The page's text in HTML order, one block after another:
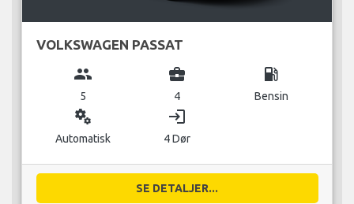
VOLKSWAGEN PASSAT
group
5
business_center
4
local_gas_station
Bensin
miscellaneous_services
Automatisk
login
4 Dør
SE DETALJER...